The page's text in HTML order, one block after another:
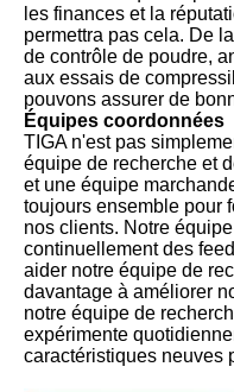
les finances et la
permettra pas cela. De
de contrôle de poudre,
aux essais de
pouvons assurer de
Équipes coordonnées
TIGA n'est pas
équipe de recherche et
et une équipe
toujours ensemble pour
nos clients. Notre
continuellement des
aider notre équipe de
davantage à améliorer
notre équipe de
expérimente
caractéristiques neuves